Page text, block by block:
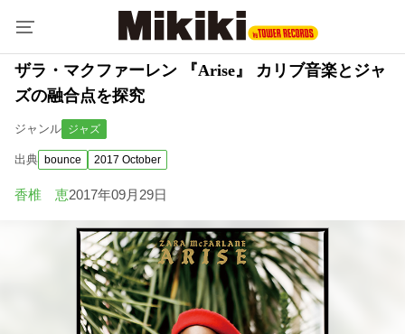
ザラ・マクファーレン 『Arise』 カリブ音楽とジャ
ズの融合点を探究
ジャンル ジャズ
出典 bounce 2017 October
香椎 恵2017年09月29日